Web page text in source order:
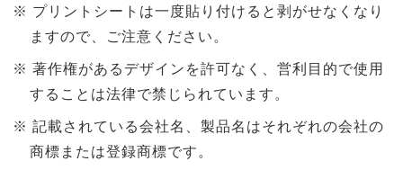
プリントシートは一度貼り付けると剥がせなくなり
ますので、ご注意ください。
著作権があるデザインを許可なく、営利目的で使用
することは法律で禁じられています。
記載されている会社名、製品名はそれぞれの会社の
商標または登録商標です。